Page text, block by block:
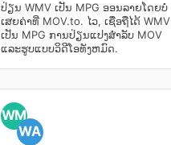
ປ່ຽນ WMV ເປັນ MPG ອອນລາຍໂດຍບໍ່
ເສຍຄ່າທີ່ MOV.to. ໄວ, ເຊື່ອຖືໄດ້ WMV
ເປັນ MPG ການປ່ຽນແປງສໍາລັບ MOV
ແລະຮູບແບບວິດີໂອທັງຫມົດ.
WM
WA